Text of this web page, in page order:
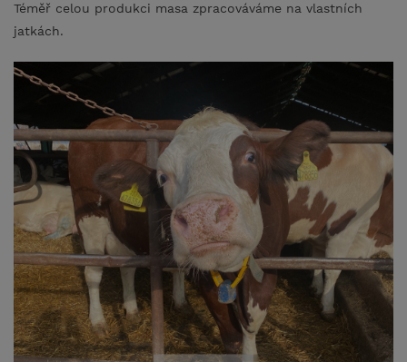
Téměř celou produkci masa zpracováváme na vlastních
jatkách.